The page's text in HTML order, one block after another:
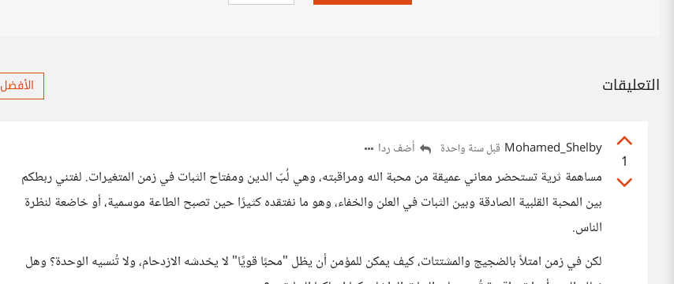
التعليقات الأفضل
1
Mohamed_Shelby قبل سنة واحدة أضف ردا
مساهمة ثرية تستحضر معاني عميقة من محبة الله ومراقبته، وهي لُبّ الدين ومفتاح الثبات في زمن المتغيرات. لفتني ربطكم
بين المحبة القلبية الصادقة وبين الثبات في العلن والخفاء، وهو ما نفتقده كثيرًا حين تصبح الطاعة موسمية، أو خاضعة لنظرة
الناس.
لكن في زمن امتلأ بالضجيج والمشتتات، كيف يمكن للمؤمن أن يظل "محبًا قويًا" لا يخدشه الازدحام، ولا تُنسيه الوحدة؟ وهل